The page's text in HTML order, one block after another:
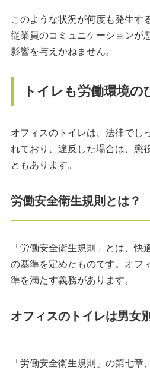
このような状況が何度も発生す
従業員のコミュニケーションが
影響を与えかねません。
トイレも労働環境の
オフィスのトイレは、法律でし
れており、違反した場合は、懲
ともあります。
労働安全衛生規則とは？
「労働安全衛生規則」とは、快
の基準を定めたものです。オフ
準を満たす義務があります。
オフィスのトイレは男女
「労働安全衛生規則」の第七章